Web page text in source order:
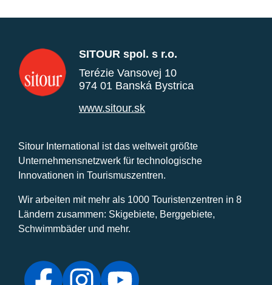
SITOUR spol. s r.o.
Terézie Vansovej 10
974 01 Banská Bystrica
www.sitour.sk
Sitour International ist das weltweit größte
Unternehmensnetzwerk für technologische
Innovationen in Tourismuszentren.
Wir arbeiten mit mehr als 1000 Touristenzentren in 8
Ländern zusammen: Skigebiete, Berggebiete,
Schwimmbäder und mehr.